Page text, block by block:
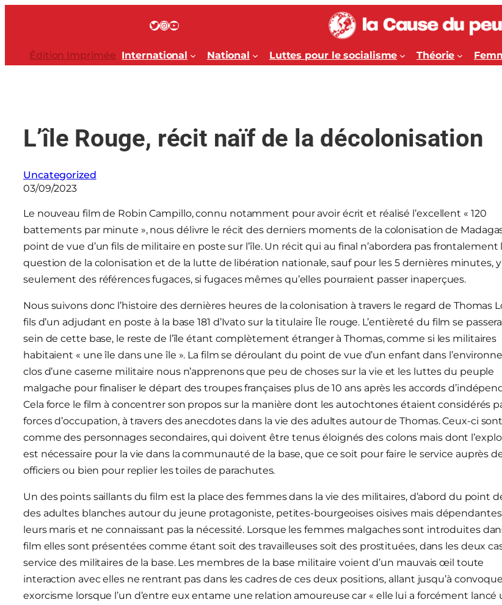
Twitter InstagramYouTube
Édition Imprimée International National Luttes pour le socialisme Théorie
L’île Rouge, récit naïf de la décolonisation
Uncategorized
03/09/2023
Le nouveau film de Robin Campillo, connu notamment pour avoir écrit et réalisé l’excellent « 120
battements par minute », nous délivre le récit des derniers moments de la colonisation de
point de vue d’un fils de militaire en poste sur l’île. Un récit qui au final n’abordera pas frontalement
question de la colonisation et de la lutte de libération nationale, sauf pour les 5 dernières minutes,
seulement des références fugaces, si fugaces mêmes qu’elles pourraient passer inaperçues.
Nous suivons donc l’histoire des dernières heures de la colonisation à travers le regard de Thomas
fils d’un adjudant en poste à la base 181 d’Ivato sur la titulaire Île rouge. L’entièreté du film se
sein de cette base, le reste de l’île étant complètement étranger à Thomas, comme si les militaires
habitaient « une île dans une île ». La film se déroulant du point de vue d’un enfant dans
clos d’une caserne militaire nous n’apprenons que peu de choses sur la vie et les luttes du peuple
malgache pour finaliser le départ des troupes françaises plus de 10 ans après les accords
Cela force le film à concentrer son propos sur la manière dont les autochtones étaient considérés
forces d’occupation, à travers des anecdotes dans la vie des adultes autour de Thomas. Ceux-ci
comme des personnages secondaires, qui doivent être tenus éloignés des colons mais dont
est nécessaire pour la vie dans la communauté de la base, que ce soit pour faire le service auprès
officiers ou bien pour replier les toiles de parachutes.
Un des points saillants du film est la place des femmes dans la vie des militaires, d’abord du point
des adultes blanches autour du jeune protagoniste, petites-bourgeoises oisives mais
leurs maris et ne connaissant pas la nécessité. Lorsque les femmes malgaches sont introduites
film elles sont présentées comme étant soit des travailleuses soit des prostituées, dans les deux
service des militaires de la base. Les membres de la base militaire voient d’un mauvais œil toute
interaction avec elles ne rentrant pas dans les cadres de ces deux positions, allant jusqu’à
exorcisme lorsque l’un d’entre eux entame une relation amoureuse car « elle lui a forcément lancé